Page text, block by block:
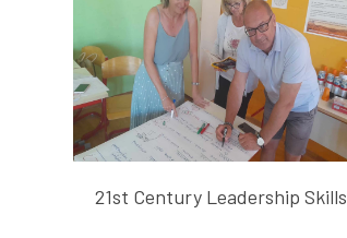
21st Century Leadership Skills